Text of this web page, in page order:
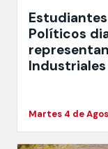
Políticos
Martes 4 de